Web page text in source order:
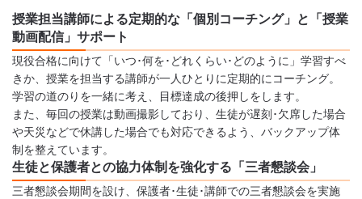
授業担当講師による定期的な「個別コーチング」と「授業
動画配信」サポート
現役合格に向けて「いつ･何を･どれくらい･どのように」学習すべ
きか、授業を担当する講師が一人ひとりに定期的にコーチング。
学習の道のりを一緒に考え、目標達成の後押しをします。
また、毎回の授業は動画撮影しており、生徒が遅刻･欠席した場合
や天災などで休講した場合でも対応できるよう、バックアップ体
制を整えています。
生徒と保護者との協力体制を強化する「三者懇談会」
三者懇談会期間を設け、保護者･生徒･講師での三者懇談会を実施